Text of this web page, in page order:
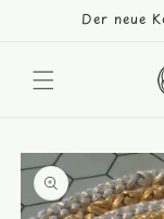
Der neue